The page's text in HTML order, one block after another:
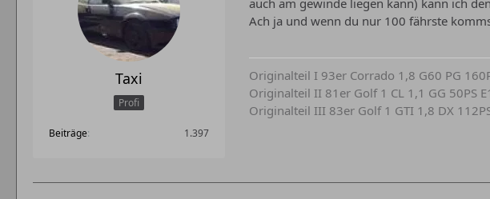
Taxi
Profi
Beiträge 1.397
auch am gewinde liegen kann) kann ich
Ach ja und wenn du nur 100 fährste
Originalteil I 93er Corrado 1,8 G60 PG
Originalteil II 81er Golf 1 CL 1,1 GG 50PS E1
Originalteil III 83er Golf 1 GTI 1,8 DX